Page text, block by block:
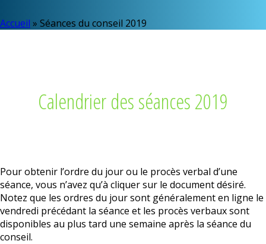
Accueil » Séances du conseil 2019
Calendrier des séances 2019
Pour obtenir l’ordre du jour ou le procès verbal d’une
séance, vous n’avez qu’à cliquer sur le document désiré.
Notez que les ordres du jour sont généralement en ligne le
vendredi précédant la séance et les procès verbaux sont
disponibles au plus tard une semaine après la séance du
conseil.